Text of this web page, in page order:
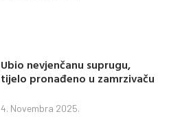
Ubio nevjenčanu suprugu,
tijelo pronađeno u zamrzivaču
4. Novembra 2025.